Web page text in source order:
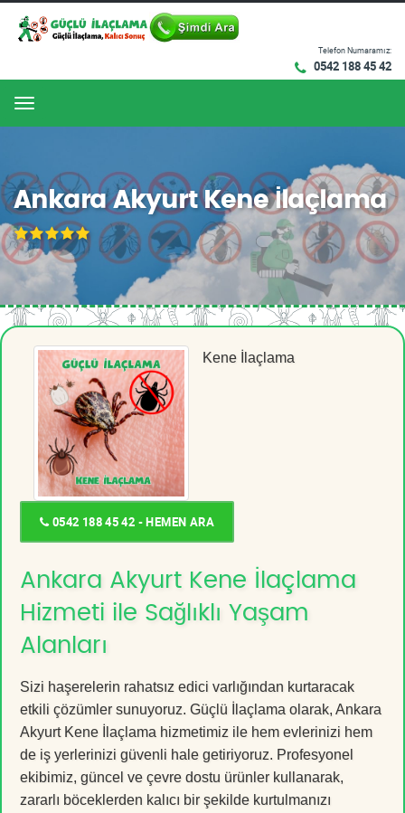
Telefon Numaramız:
0542 188 45 42
Menu
Ankara Akyurt Kene İlaçlama
Kene İlaçlama
0542 188 45 42 - HEMEN ARA
Ankara Akyurt Kene İlaçlama
Hizmeti ile Sağlıklı Yaşam
Alanları
Sizi haşerelerin rahatsız edici varlığından kurtaracak
etkili çözümler sunuyoruz. Güçlü İlaçlama olarak, Ankara
Akyurt Kene İlaçlama hizmetimiz ile hem evlerinizi hem
de iş yerlerinizi güvenli hale getiriyoruz. Profesyonel
ekibimiz, güncel ve çevre dostu ürünler kullanarak,
zararlı böceklerden kalıcı bir şekilde kurtulmanızı